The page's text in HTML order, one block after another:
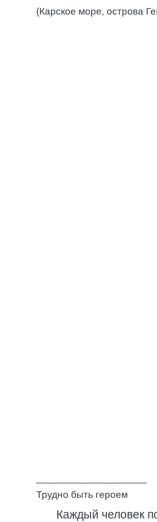
(Карское море, острова
Трудно быть героем
Каждый человек